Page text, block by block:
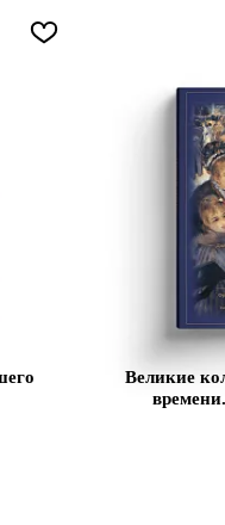
Великие